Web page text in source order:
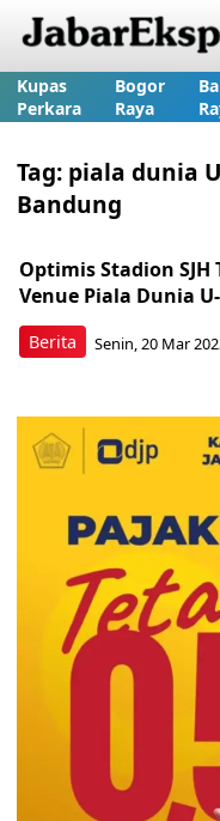
Kupas
Perkara
Bogor
Raya
Tag: piala dunia
Bandung
Berita
Optimis Stadion
Venue Piala Dunia
Senin, 20 Mar